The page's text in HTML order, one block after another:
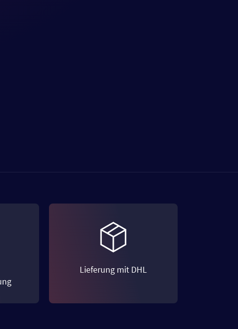
Lieferung mit DHL